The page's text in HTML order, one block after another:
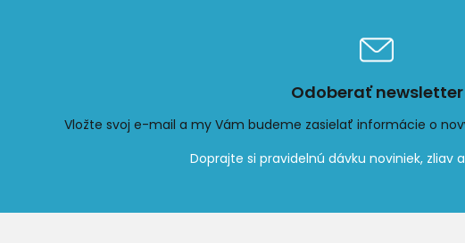
Odoberať newsletter
Vložte svoj e-mail a my Vám budeme zasielať informácie o
Z